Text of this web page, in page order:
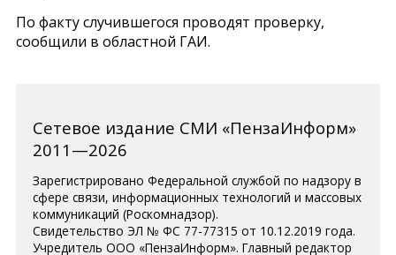
По факту случившегося проводят проверку,
сообщили в областной ГАИ.
Сетевое издание СМИ «ПензаИнформ»
2011—2026
Зарегистрировано Федеральной службой по надзору в
сфере связи, информационных технологий и массовых
коммуникаций (Роскомнадзор).
Свидетельство ЭЛ № ФС 77-77315 от 10.12.2019 года.
Учредитель ООО «ПензаИнформ». Главный редактор